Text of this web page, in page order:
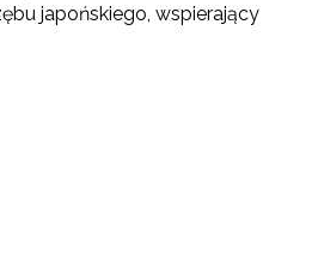
japońskiego, wspierający